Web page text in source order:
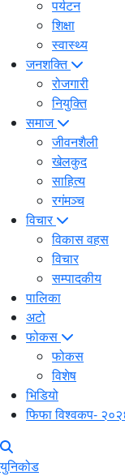
पर्यटन
शिक्षा
स्वास्थ्य
जनशक्ति
रोजगारी
नियुक्ति
समाज
जीवनशैली
खेलकुद
साहित्य
रगंमञ्च
विचार
विकास वहस
विचार
सम्पादकीय
पालिका
अटो
फोकस
फोकस
विशेष
भिडियो
फिफा विश्वकप-
युनिकोड